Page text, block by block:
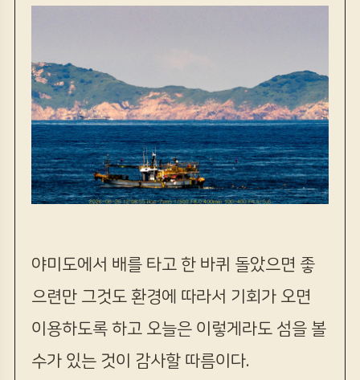
야미도에서 배를 타고 한 바퀴 돌았으면 좋
으련만 그것도 환경에 따라서 기회가 오면
이용하도록 하고 오늘은 이렇게라도 섬을 볼
수가 있는 것이 감사할 따름이다.